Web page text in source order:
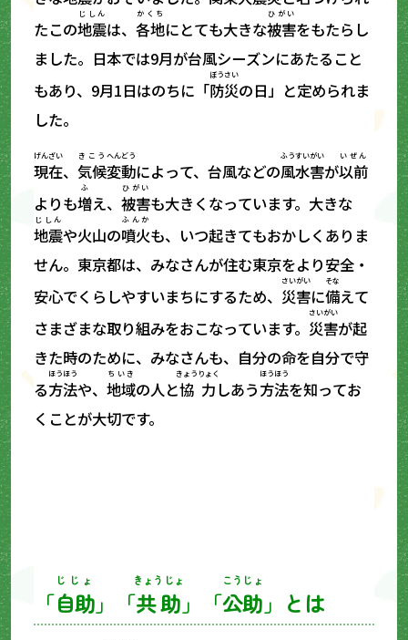
たこの地震
じしん
は、各地
かくち
にとても大きな被害
ひがい
をもたらし
ました。日本では9月が台風シーズンにあたること
もあり、9月1日はのちに「防災
ぼうさい
の日」と定められま
した。
現在
げんざい
、気候
きこう
変動
へんどう
によって、台風などの風水害
ふうすいがい
が以前
いぜん
よりも増
ふ
え、被害
ひがい
も大きくなっています。大きな
地震
じしん
や火山の噴火
ふんか
も、いつ起きてもおかしくありま
せん。東京都は、みなさんが住む東京をより安全・
安心でくらしやすいまちにするため、 災害
さいがい
に備
そな
えて
さまざまな取り組みをおこなっています。 災害
さいがい
が起
きた時のために、みなさんも、自分の命を自分で守
る方法
ほうほう
や、地域
ちいき
の人と協力
きょうりょく
しあう方法
ほうほう
を知ってお
くことが大切です。
「自助
じじょ
」「共助
きょうじょ
」「公助
こうじょ
」とは